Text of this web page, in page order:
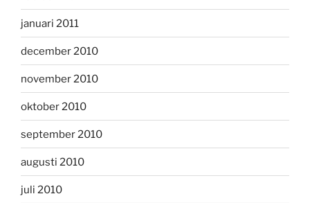
januari 2011
december 2010
november 2010
oktober 2010
september 2010
augusti 2010
juli 2010